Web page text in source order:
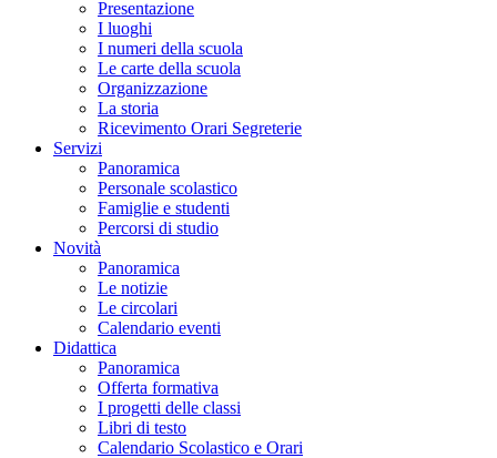
Presentazione
I luoghi
I numeri della scuola
Le carte della scuola
Organizzazione
La storia
Ricevimento Orari Segreterie
Servizi
Panoramica
Personale scolastico
Famiglie e studenti
Percorsi di studio
Novità
Panoramica
Le notizie
Le circolari
Calendario eventi
Didattica
Panoramica
Offerta formativa
I progetti delle classi
Libri di testo
Calendario Scolastico e Orari